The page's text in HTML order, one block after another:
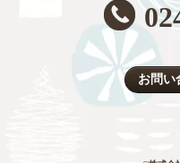
お問い